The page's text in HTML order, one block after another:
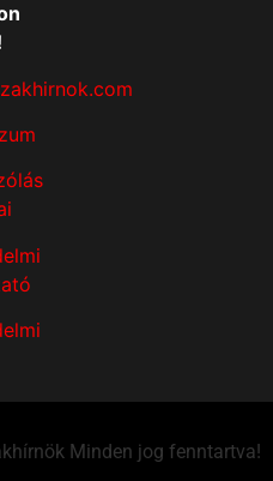
Minden jog fenntartva!